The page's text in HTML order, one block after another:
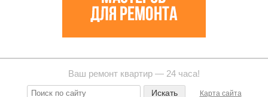
Ваш ремонт квартир — 24 часа!
Карта сайта